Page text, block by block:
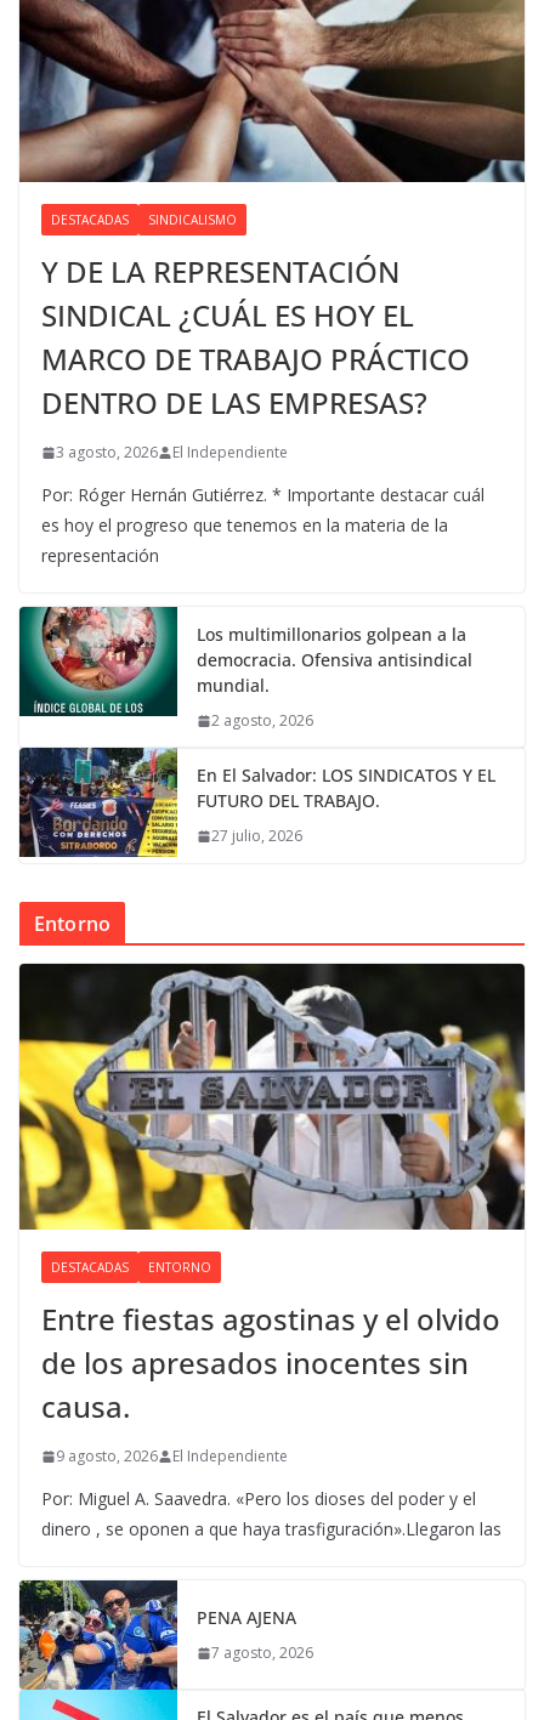
DESTACADAS SINDICALISMO
Y DE LA REPRESENTACIÓN
SINDICAL ¿CUÁL ES HOY EL
MARCO DE TRABAJO PRÁCTICO
DENTRO DE LAS EMPRESAS?
3 agosto, 2026 El Independiente
Por: Róger Hernán Gutiérrez. * Importante destacar cuál
es hoy el progreso que tenemos en la materia de la
representación
Los multimillonarios golpean a la
democracia. Ofensiva antisindical
mundial.
2 agosto, 2026
En El Salvador: LOS SINDICATOS Y EL
FUTURO DEL TRABAJO.
27 julio, 2026
Entorno
DESTACADAS ENTORNO
Entre fiestas agostinas y el olvido
de los apresados inocentes sin
causa.
9 agosto, 2026 El Independiente
Por: Miguel A. Saavedra. «Pero los dioses del poder y el
dinero , se oponen a que haya trasfiguración».Llegaron las
PENA AJENA
7 agosto, 2026